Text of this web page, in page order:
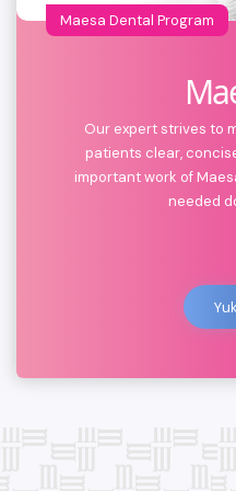
Maesa Dental Program
Our expert strives to
patients clear,
important work of
needed